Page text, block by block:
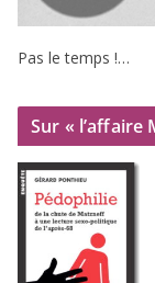
Pas le temps !…
Sur « l’affaire